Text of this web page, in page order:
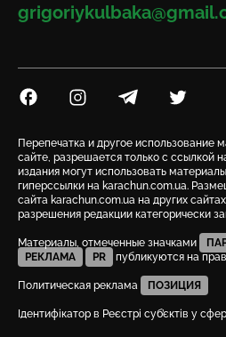
Email
Посилання на Facebook
Посилання на Instagram
Посилання наПосилання
Перепечатка и другое использование
сайте, разрешается только с ссылкой
издания могут использовать
гиперссылки на karachun.com.ua.
сайта karachun.com.ua на других
разрешения редакции категорически
Материалы, отмеченные значками
РЕКЛАМА
PR публикуются на
Политическая реклама ПОЗИЦИЯ
Ідентифікатор в Реєстрі суб’єктів у